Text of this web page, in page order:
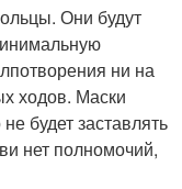
Они будут
ни на
ходов. Маски
будет заставлять
нет полномочий,